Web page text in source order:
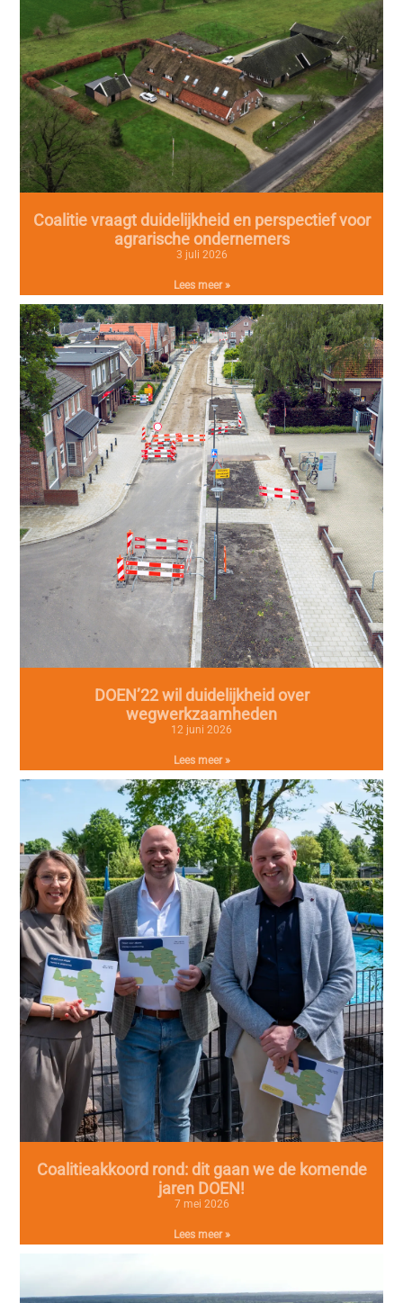
Coalitie vraagt duidelijkheid en perspectief voor
agrarische ondernemers
3 juli 2026
Lees meer »
DOEN’22 wil duidelijkheid over
wegwerkzaamheden
12 juni 2026
Lees meer »
Coalitieakkoord rond: dit gaan we de komende
jaren DOEN!
7 mei 2026
Lees meer »